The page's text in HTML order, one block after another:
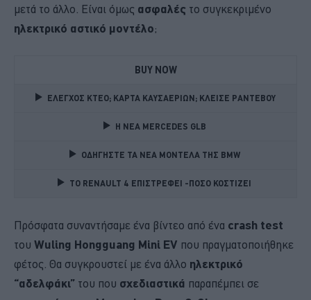
μετά το άλλο. Είναι όμως ασφαλές το συγκεκριμένο
ηλεκτρικό αστικό μοντέλο;
BUY NOW
ΕΛΕΓΧΟΣ ΚΤΕΟ; ΚΑΡΤΑ ΚΑΥΣΑΕΡΙΩΝ; ΚΛΕΙΣΕ ΡΑΝΤΕΒΟΥ
Η ΝΕΑ MERCEDES GLB
ΟΔΗΓΗΣΤΕ ΤΑ ΝΕΑ ΜΟΝΤΕΛΑ ΤΗΣ BMW
TO RENAULT 4 ΕΠΙΣΤΡΕΦΕΙ -ΠΟΣΟ ΚΟΣΤΙΖΕΙ
Πρόσφατα συναντήσαμε ένα βίντεο από ένα crash test
του Wuling Hongguang Mini EV που πραγματοποιήθηκε
φέτος. Θα συγκρουστεί με ένα άλλο ηλεκτρικό
“αδελφάκι” του που σχεδιαστικά παραπέμπει σε